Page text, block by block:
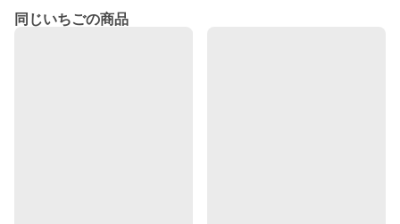
同じいちごの商品